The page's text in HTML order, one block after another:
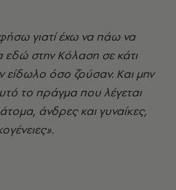
γιατί έχω να πάω να
εδώ στην Κόλαση σε κάτι
είδωλο όσο ζούσαν. Kαι μην
το πράγμα που λέγεται
άνδρες και γυναίκες,